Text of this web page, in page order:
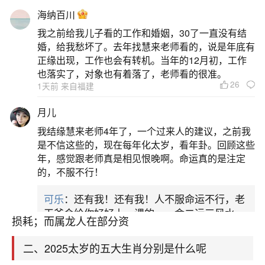
常见的问题，但是小问题不注意可能会引起大麻
烦，下面就这个问题给大家做一些解读：
一、2026犯太岁五大生肖属相是什么
2026年犯太岁的五大生肖属相是属马、属鼠、
属牛、属兔和属龙。其中，属马人在2026年值太岁
并刑太岁，为本命年，运势波动大，需特别注意健
康与财务安全；属鼠人冲太岁，子午相冲带来明显
变动与破财风险，人际关系也易受影响；属牛人害
太岁，易遭小人暗算或合作受阻，财运起伏不定；
属兔人破太岁，主口舌是非、感情不稳及贵重物品
损耗；而属龙人在部分资
二、2025太岁的五大生肖分别是什么呢
海纳百川
我之前给我儿子看的工作和婚姻，30了一直没有结
婚，给我愁坏了。去年找慧来老师看的，说是年底有
正缘出现，工作也会有转机。当年的12月初，工作
也落实了，对象也有着落了，老师看的很准。
1天前 来自福建 26
月儿
我结缘慧来老师4年了，一个过来人的建议，之前我
是不信这些的，现在每年化太岁，看年卦。回顾这些
年，感觉跟老师真是相见恨晚啊。命运真的是注定
的，不服不行！
可乐：还有我！还有我！人不服命运不行，老
天爷会给你好好上一课的。一命二运三风水，
哪样不服都不行！
平安是福：我也是每年找老师化太岁，看年
卦，认识老师3年了，都是缘分啊！